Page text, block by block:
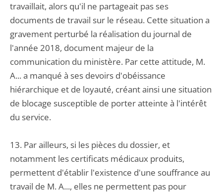
travaillait, alors qu'il ne partageait pas ses
documents de travail sur le réseau. Cette situation a
gravement perturbé la réalisation du journal de
l'année 2018, document majeur de la
communication du ministère. Par cette attitude, M.
A... a manqué à ses devoirs d'obéissance
hiérarchique et de loyauté, créant ainsi une situation
de blocage susceptible de porter atteinte à l'intérêt
du service.
13. Par ailleurs, si les pièces du dossier, et
notamment les certificats médicaux produits,
permettent d'établir l'existence d'une souffrance au
travail de M. A..., elles ne permettent pas pour